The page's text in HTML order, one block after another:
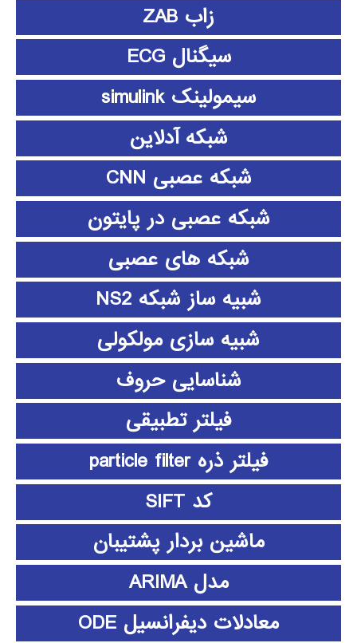
زاب ZAB
سیگنال ECG
سیمولینک simulink
شبکه آدلاین
شبکه عصبی CNN
شبکه عصبی در پایتون
شبکه های عصبی
شبیه ساز شبکه NS2
شبیه سازی مولکولی
شناسایی حروف
فیلتر تطبیقی
فیلتر ذره particle filter
کد SIFT
ماشین بردار پشتیبان
مدل ARIMA
معادلات دیفرانسیل ODE